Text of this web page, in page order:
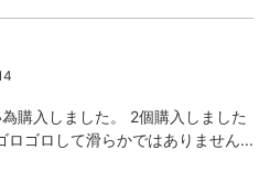
2
購入しました。 2個購入しました
ロゴロして滑らかではありません...